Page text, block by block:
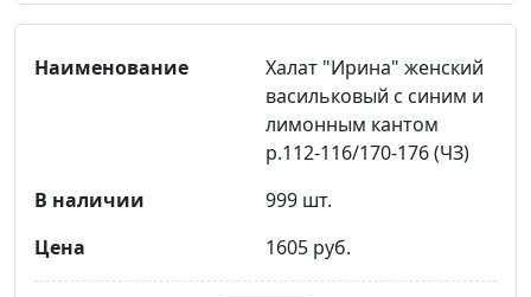
Халат "Ирина" женский
васильковый с синим и
лимонным кантом
р.112-116/170-176 (ЧЗ)
999 шт.
1605 руб.